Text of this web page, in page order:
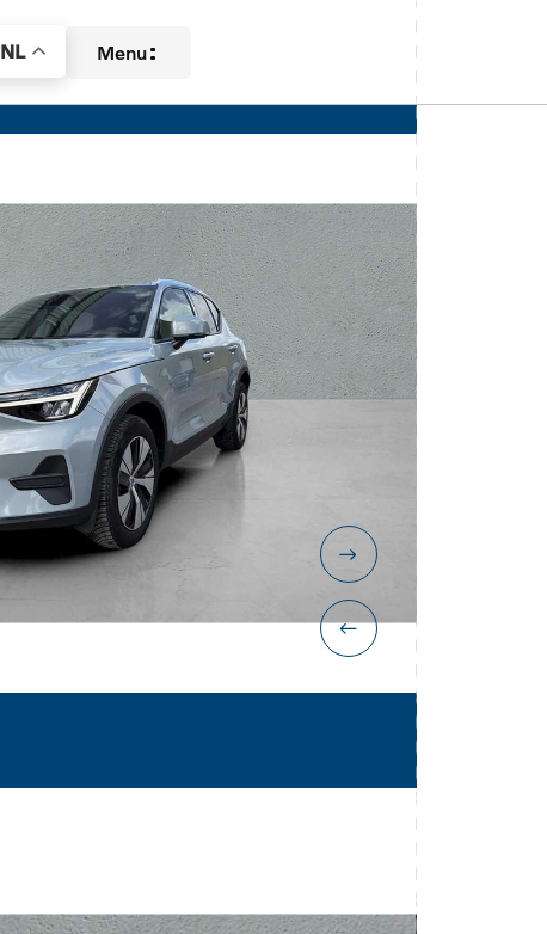
NL Menu
Aanbod
Diensten
Over ons
Contact
Verkocht